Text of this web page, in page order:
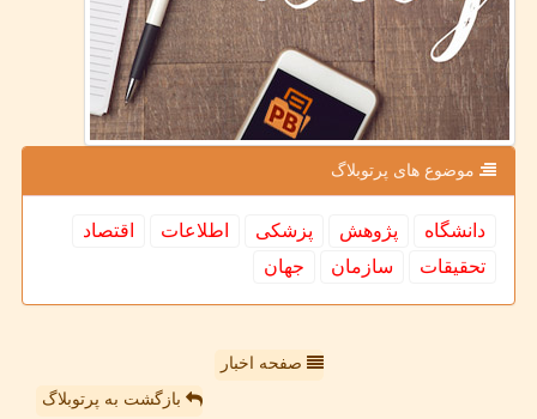
موضوع های پرتوبلاگ
دانشگاه پژوهش پزشكی اطلاعات
اقتصاد
تحقیقات
سازمان جهان
صفحه اخبار
بازگشت به پرتوبلاگ